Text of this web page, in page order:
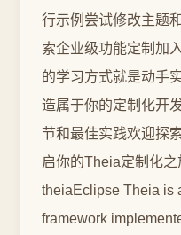
行示例尝试修改主题
索企业级功能定制加
的学习方式就是动手
造属于你的定制化开
节和最佳实践欢迎探
启你的Theia定制化之
theiaEclipse Theia is
framework